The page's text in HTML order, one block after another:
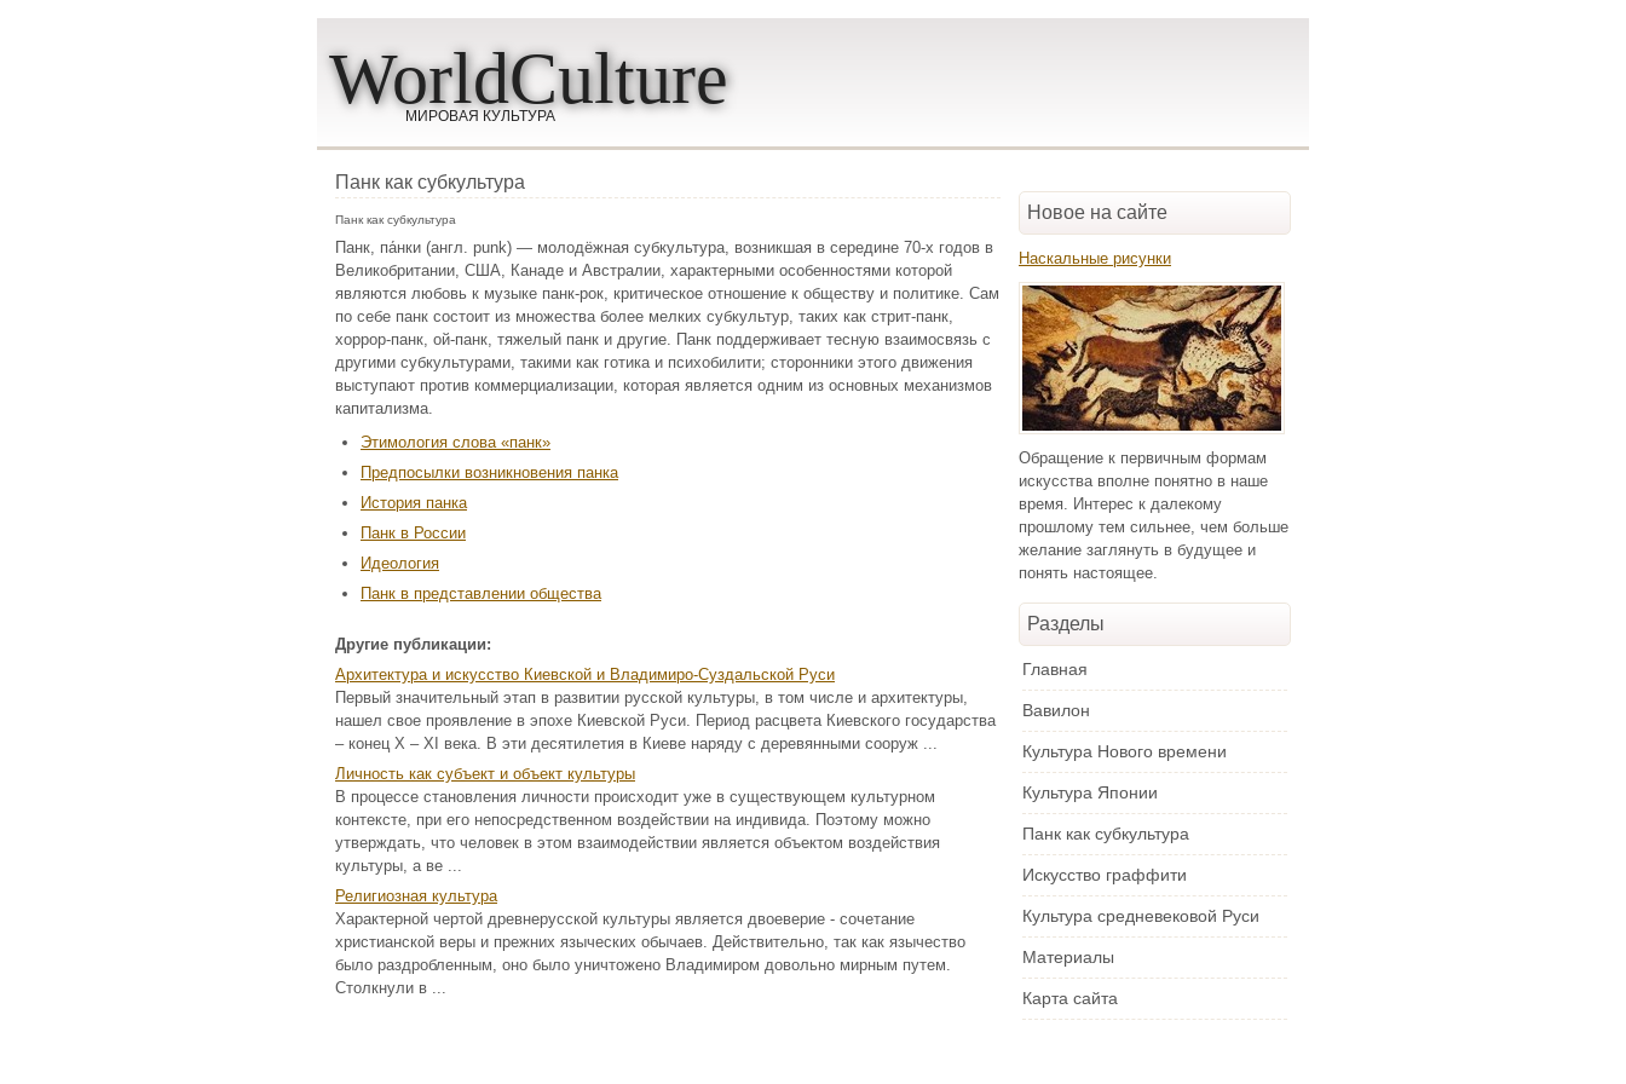
WorldCulture
МИРОВАЯ КУЛЬТУРА
Панк как субкультура
Панк как субкультура
Панк, па́нки (англ. punk) — молодёжная субкультура, возникшая в середине 70-х годов в
Великобритании, США, Канаде и Австралии, характерными особенностями которой
являются любовь к музыке панк-рок, критическое отношение к обществу и политике. Сам
по себе панк состоит из множества более мелких субкультур, таких как стрит-панк,
хоррор-панк, ой-панк, тяжелый панк и другие. Панк поддерживает тесную взаимосвязь с
другими субкультурами, такими как готика и психобилити; сторонники этого движения
выступают против коммерциализации, которая является одним из основных механизмов
капитализма.
Этимология слова «панк»
Предпосылки возникновения панка
История панка
Панк в России
Идеология
Панк в представлении общества
Другие публикации:
Архитектура и искусство Киевской и Владимиро-Суздальской Руси
Первый значительный этап в развитии русской культуры, в том числе и архитектуры,
нашел свое проявление в эпохе Киевской Руси. Период расцвета Киевского государства
– конец Х – ХI века. В эти десятилетия в Киеве наряду с деревянными сооруж ...
Личность как субъект и объект культуры
В процессе становления личности происходит уже в существующем культурном
контексте, при его непосредственном воздействии на индивида. Поэтому можно
утверждать, что человек в этом взаимодействии является объектом воздействия
культуры, а ве ...
Религиозная культура
Характерной чертой древнерусской культуры является двоеверие - сочетание
христианской веры и прежних языческих обычаев. Действительно, так как язычество
было раздробленным, оно было уничтожено Владимиром довольно мирным путем.
Столкнули в ...
Новое на сайте
Наскальные рисунки
Обращение к первичным формам
искусства вполне понятно в наше
время. Интерес к далекому
прошлому тем сильнее, чем больше
желание заглянуть в будущее и
понять настоящее.
Разделы
Главная
Вавилон
Культура Нового времени
Культура Японии
Панк как субкультура
Искусство граффити
Культура средневековой Руси
Материалы
Карта сайта